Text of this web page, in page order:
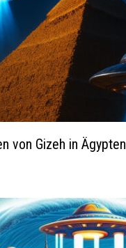
von Gizeh in Ägypten